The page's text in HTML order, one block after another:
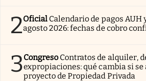
2Oficial Calendario de pagos AUH
agosto 2026: fechas de cobro
3Congreso Contratos de alquiler,
expropiaciones: qué cambia si se
proyecto de Propiedad Privada